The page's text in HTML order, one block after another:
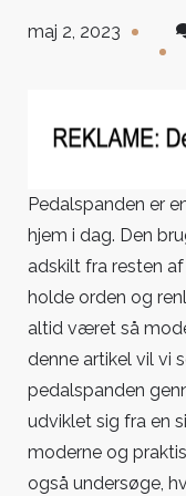
maj 2, 2023
Pedalspanden er
hjem i dag. Den
adskilt fra resten
holde orden og
altid været så
denne artikel vil vi
pedalspanden
udviklet sig fra en
moderne og
også undersøge,